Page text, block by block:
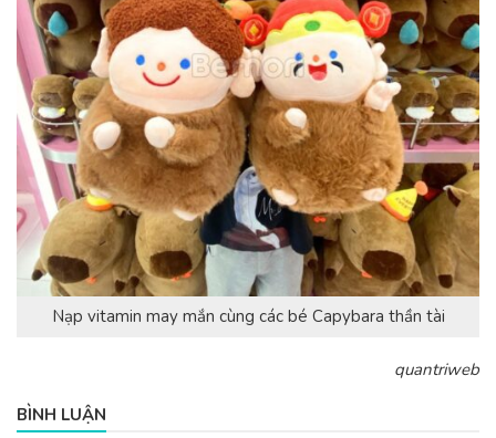
Nạp vitamin may mắn cùng các bé Capybara thần tài
quantriweb
BÌNH LUẬN